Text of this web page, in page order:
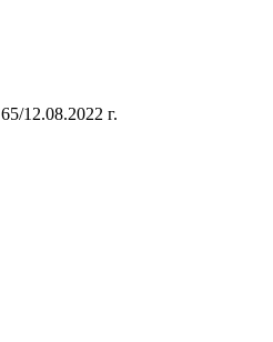
12.08.2022 г.